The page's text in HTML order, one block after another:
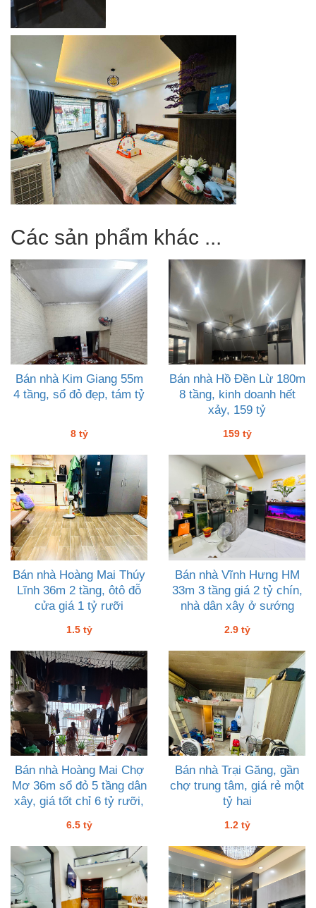
Các sản phẩm khác ...
Bán nhà Kim Giang 55m
4 tầng, sổ đỏ đẹp, tám tỷ
8 tỷ
Bán nhà Hồ Đền Lừ 180m
8 tầng, kinh doanh hết
xảy, 159 tỷ
159 tỷ
Bán nhà Hoàng Mai Thúy
Lĩnh 36m 2 tầng, ôtô đỗ
cửa giá 1 tỷ rưỡi
1.5 tỷ
Bán nhà Vĩnh Hưng HM
33m 3 tầng giá 2 tỷ chín,
nhà dân xây ở sướng
2.9 tỷ
Bán nhà Hoàng Mai Chợ
Mơ 36m sổ đỏ 5 tầng dân
xây, giá tốt chỉ 6 tỷ rưỡi,
6.5 tỷ
Bán nhà Trại Găng, gần
chợ trung tâm, giá rẻ một
tỷ hai
1.2 tỷ